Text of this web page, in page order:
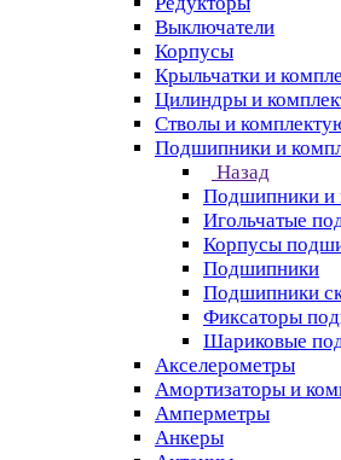
Выключатели
Корпусы
Крыльчатки и
Цилиндры и
Стволы и
Подшипники и
Назад
Подшипники и
Игольчатые
Корпусы
Подшипники
Подшипники
Фиксаторы
Шариковые
Акселерометры
Амортизаторы и
Амперметры
Анкеры